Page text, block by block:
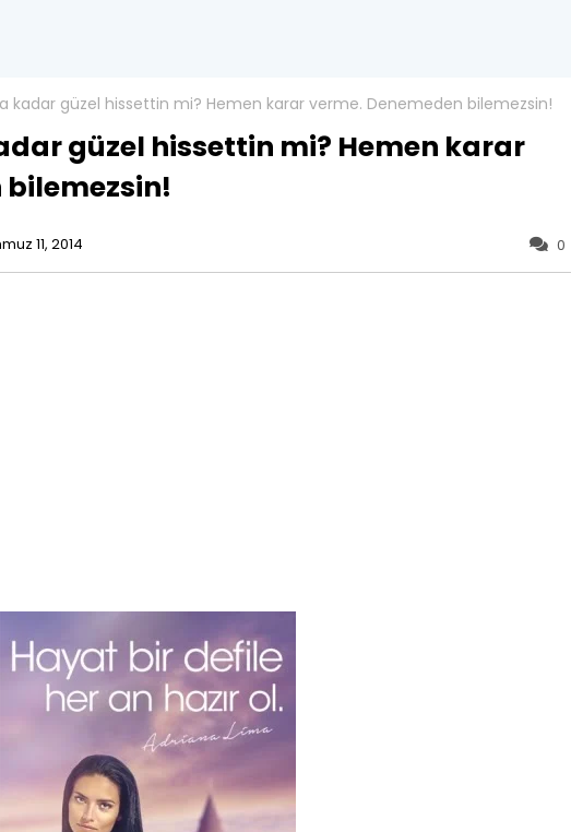
kadar güzel hissettin mi? Hemen karar verme. Denemeden bilemezsin!
güzel hissettin mi? Hemen karar
bilemezsin!
0
11, 2014